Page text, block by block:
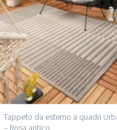
Tappeto da esterno a quadri